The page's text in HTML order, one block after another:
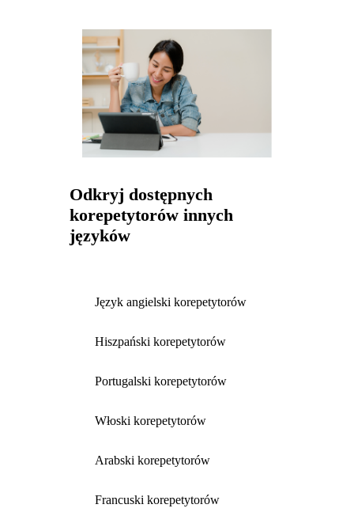
Odkryj dostępnych
korepetytorów innych
języków
Język angielski korepetytorów
Hiszpański korepetytorów
Portugalski korepetytorów
Włoski korepetytorów
Arabski korepetytorów
Francuski korepetytorów